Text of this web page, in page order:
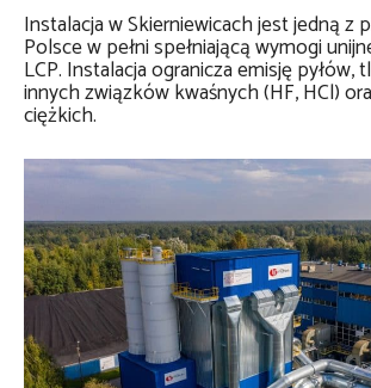
Instalacja w Skierniewicach jest jedną z
Polsce w pełni spełniającą wymogi
LCP. Instalacja ogranicza emisję pyłów,
innych związków kwaśnych (HF, HCl)
ciężkich.